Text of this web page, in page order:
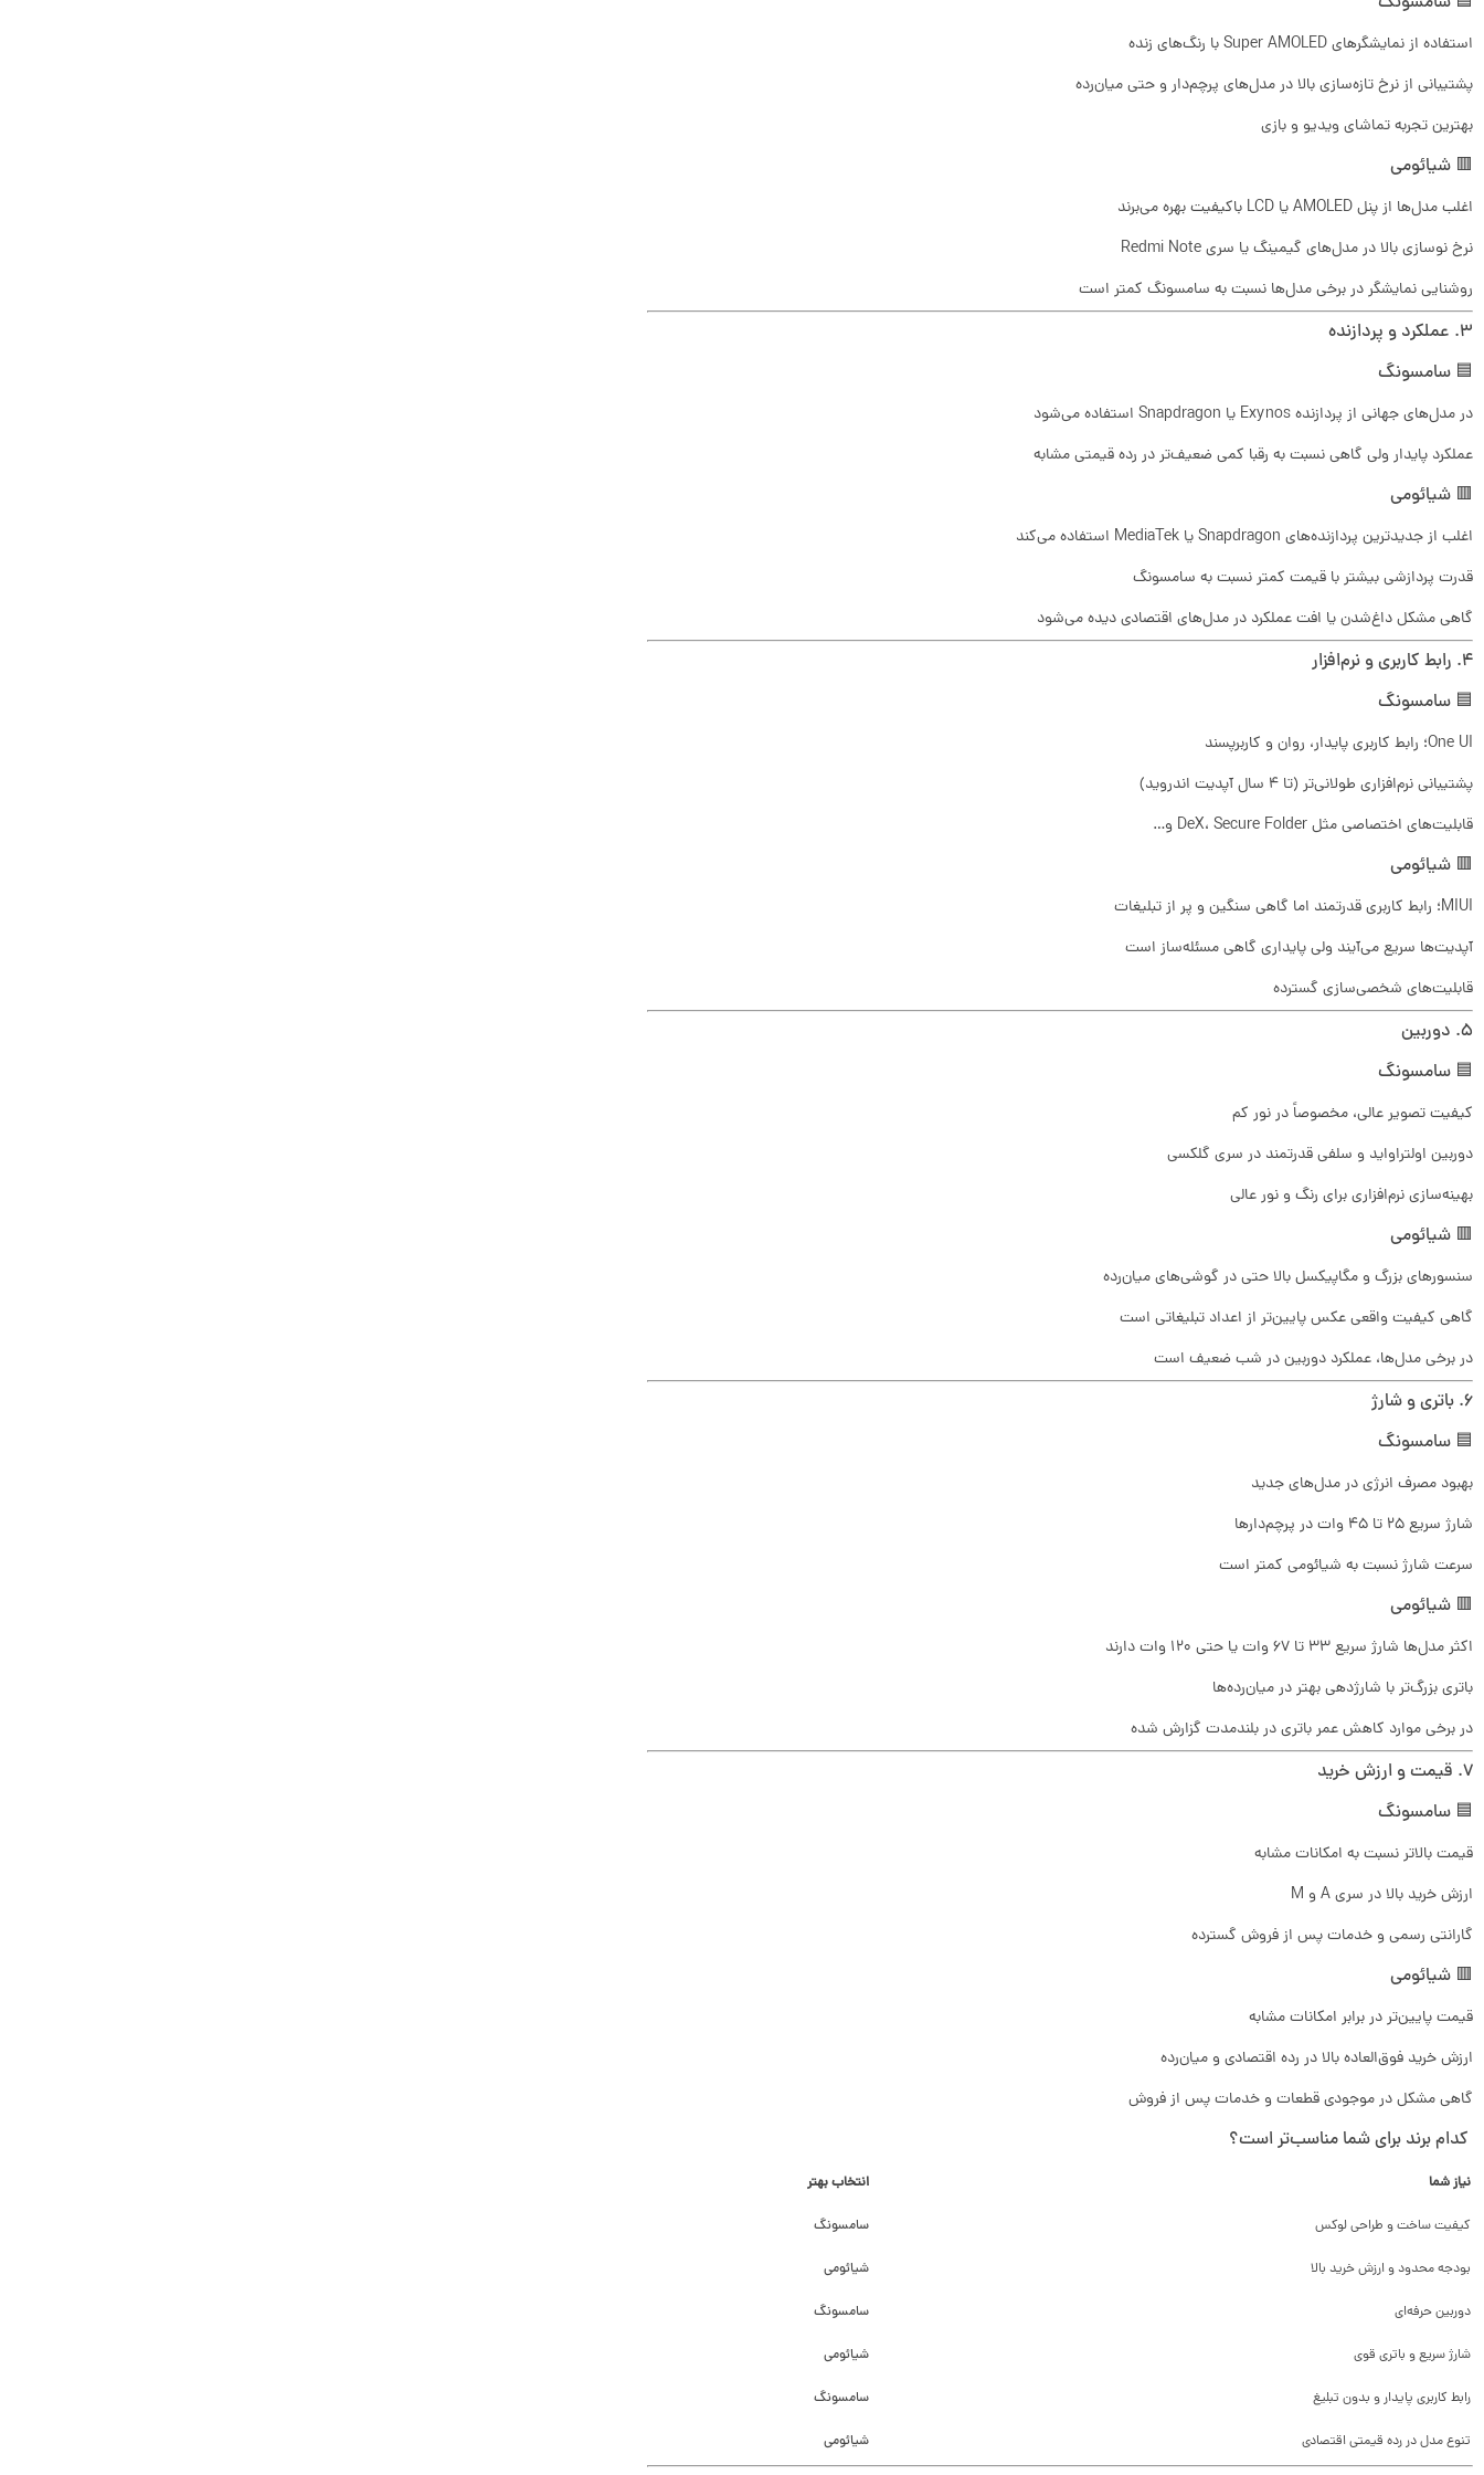
استفاده از نمایشگرهای Super AMOLED با رنگ‌های زنده
پشتیبانی از نرخ تازه‌سازی بالا در مدل‌های پرچم‌دار و حتی میان‌رده
بهترین تجربه تماشای ویدیو و بازی
🟥 شیائومی
اغلب مدل‌ها از پنل AMOLED یا LCD باکیفیت بهره می‌برند
نرخ نوسازی بالا در مدل‌های گیمینگ یا سری Redmi Note
روشنایی نمایشگر در برخی مدل‌ها نسبت به سامسونگ کمتر است
۳. عملکرد و پردازنده
🟦 سامسونگ
در مدل‌های جهانی از پردازنده Exynos یا Snapdragon استفاده می‌شود
عملکرد پایدار ولی گاهی نسبت به رقبا کمی ضعیف‌تر در رده قیمتی مشابه
🟥 شیائومی
اغلب از جدیدترین پردازنده‌های Snapdragon یا MediaTek استفاده می‌کند
قدرت پردازشی بیشتر با قیمت کمتر نسبت به سامسونگ
گاهی مشکل داغ‌شدن یا افت عملکرد در مدل‌های اقتصادی دیده می‌شود
۴. رابط کاربری و نرم‌افزار
🟦 سامسونگ
One UI؛ رابط کاربری پایدار، روان و کاربرپسند
پشتیبانی نرم‌افزاری طولانی‌تر (تا ۴ سال آپدیت اندروید)
قابلیت‌های اختصاصی مثل DeX، Secure Folder و…
🟥 شیائومی
MIUI؛ رابط کاربری قدرتمند اما گاهی سنگین و پر از تبلیغات
آپدیت‌ها سریع می‌آیند ولی پایداری گاهی مسئله‌ساز است
قابلیت‌های شخصی‌سازی گسترده
۵. دوربین
🟦 سامسونگ
کیفیت تصویر عالی، مخصوصاً در نور کم
دوربین اولتراواید و سلفی قدرتمند در سری گلکسی
بهینه‌سازی نرم‌افزاری برای رنگ و نور عالی
🟥 شیائومی
سنسورهای بزرگ و مگاپیکسل بالا حتی در گوشی‌های میان‌رده
گاهی کیفیت واقعی عکس پایین‌تر از اعداد تبلیغاتی است
در برخی مدل‌ها، عملکرد دوربین در شب ضعیف است
۶. باتری و شارژ
🟦 سامسونگ
بهبود مصرف انرژی در مدل‌های جدید
شارژ سریع ۲۵ تا ۴۵ وات در پرچم‌دارها
سرعت شارژ نسبت به شیائومی کمتر است
🟥 شیائومی
اکثر مدل‌ها شارژ سریع ۳۳ تا ۶۷ وات یا حتی ۱۲۰ وات دارند
باتری بزرگ‌تر با شارژدهی بهتر در میان‌رده‌ها
در برخی موارد کاهش عمر باتری در بلندمدت گزارش شده
۷. قیمت و ارزش خرید
🟦 سامسونگ
قیمت بالاتر نسبت به امکانات مشابه
ارزش خرید بالا در سری A و M
گارانتی رسمی و خدمات پس از فروش گسترده
🟥 شیائومی
قیمت پایین‌تر در برابر امکانات مشابه
ارزش خرید فوق‌العاده بالا در رده اقتصادی و میان‌رده
گاهی مشکل در موجودی قطعات و خدمات پس از فروش
کدام برند برای شما مناسب‌تر است؟
نیاز شما انتخاب بهتر
کیفیت ساخت و طراحی لوکس سامسونگ
بودجه محدود و ارزش خرید بالا شیائومی
دوربین حرفه‌ای سامسونگ
شارژ سریع و باتری قوی شیائومی
رابط کاربری پایدار و بدون تبلیغ سامسونگ
تنوع مدل در رده قیمتی اقتصادی شیائومی